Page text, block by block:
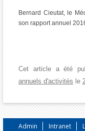
Bernard Cieutat, le
son rapport annuel
Cet article a été
annuels d'activités le
Admin Intranet